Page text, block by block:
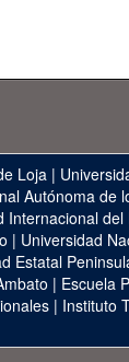
Loja |
Autónoma de
Internacional del
| Universidad
Estatal
| Escuela
| Instituto